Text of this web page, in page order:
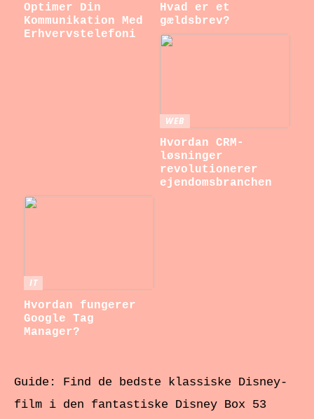
Optimer Din
Kommunikation Med
Erhvervstelefoni
Hvad er et
gældsbrev?
WEB
Hvordan CRM-
løsninger
revolutionerer
ejendomsbranchen
IT
Hvordan fungerer
Google Tag
Manager?
Guide: Find de bedste klassiske Disney-
film i den fantastiske Disney Box 53